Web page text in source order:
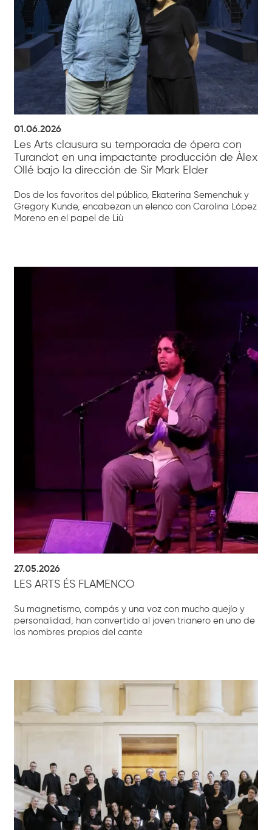
01.06.2026
Les Arts clausura su temporada de ópera con
Turandot en una impactante producción de Àlex
Ollé bajo la dirección de Sir Mark Elder
Dos de los favoritos del público, Ekaterina Semenchuk y
Gregory Kunde, encabezan un elenco con Carolina López
Moreno en el papel de Liù
27.05.2026
LES ARTS ÉS FLAMENCO
Su magnetismo, compás y una voz con mucho quejío y
personalidad, han convertido al joven trianero en uno de
los nombres propios del cante